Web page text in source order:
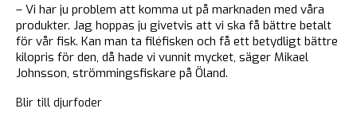
– Vi har ju problem att komma ut på marknaden med våra
produkter. Jag hoppas ju givetvis att vi ska få bättre betalt
för vår fisk. Kan man ta filéfisken och få ett betydligt bättre
kilopris för den, då hade vi vunnit mycket, säger Mikael
Johnsson, strömmingsfiskare på Öland.
Blir till djurfoder